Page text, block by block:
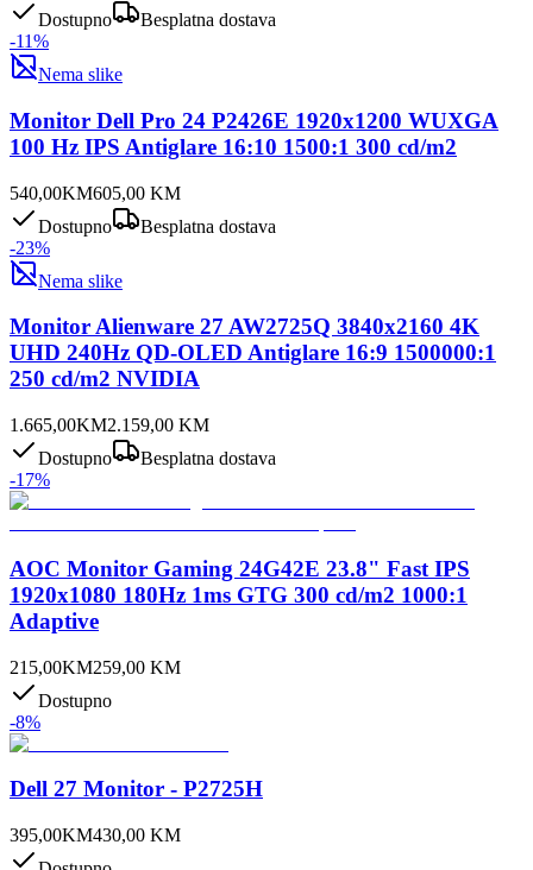
Dostupno
Besplatna dostava
-11%
Nema slike
Monitor Dell Pro 24 P2426E 1920x1200 WUXGA
100 Hz IPS Antiglare 16:10 1500:1 300 cd/m2
540,00KM605,00 KM
Dostupno
Besplatna dostava
-23%
Nema slike
Monitor Alienware 27 AW2725Q 3840x2160 4K
UHD 240Hz QD-OLED Antiglare 16:9 1500000:1
250 cd/m2 NVIDIA
1.665,00KM2.159,00 KM
Dostupno
Besplatna dostava
-17%
AOC Monitor Gaming 24G42E 23.8" Fast IPS
1920x1080 180Hz 1ms GTG 300 cd/m2 1000:1
Adaptive
215,00KM259,00 KM
Dostupno
-8%
Dell 27 Monitor - P2725H
395,00KM430,00 KM